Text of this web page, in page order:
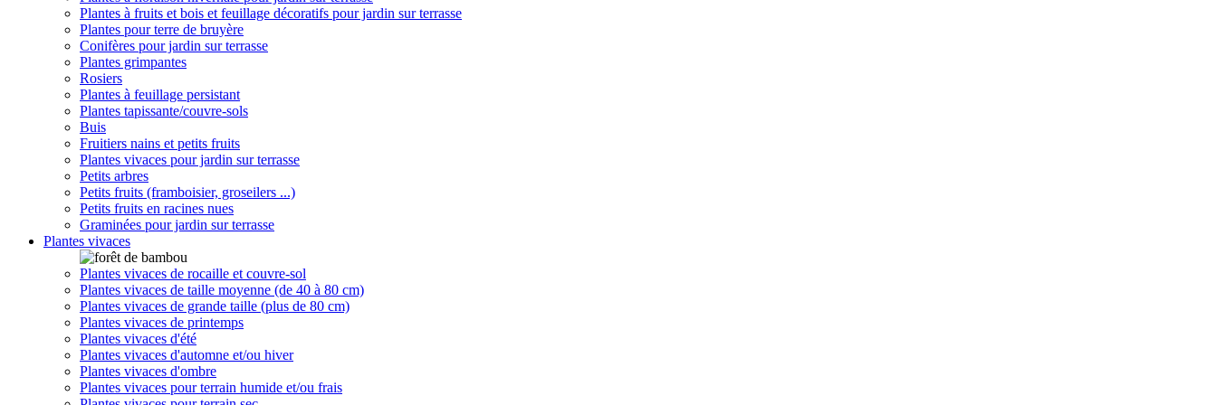
Plantes à fruits et bois et feuillage décoratifs pour jardin sur terrasse
Plantes pour terre de bruyère
Conifères pour jardin sur terrasse
Plantes grimpantes
Rosiers
Plantes à feuillage persistant
Plantes tapissante/couvre-sols
Buis
Fruitiers nains et petits fruits
Plantes vivaces pour jardin sur terrasse
Petits arbres
Petits fruits (framboisier, groseilers ...)
Petits fruits en racines nues
Graminées pour jardin sur terrasse
Plantes vivaces
Plantes vivaces de rocaille et couvre-sol
Plantes vivaces de taille moyenne (de 40 à 80 cm)
Plantes vivaces de grande taille (plus de 80 cm)
Plantes vivaces de printemps
Plantes vivaces d'été
Plantes vivaces d'automne et/ou hiver
Plantes vivaces d'ombre
Plantes vivaces pour terrain humide et/ou frais